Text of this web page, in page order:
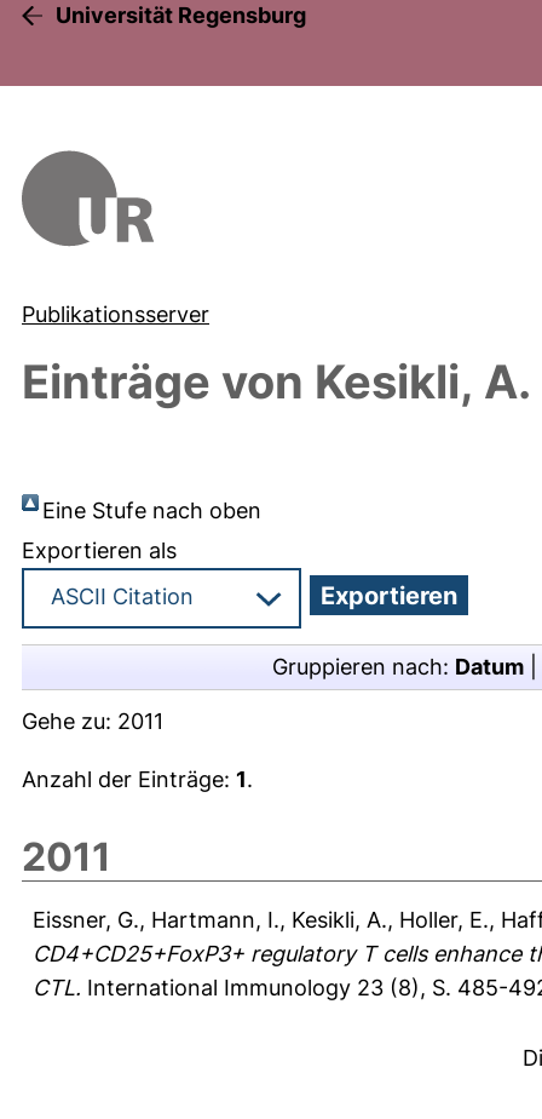
Universität Regensburg
Publikationsserver
Einträge von Kesikli, A.
Eine Stufe nach oben
Exportieren als
Gruppieren nach: Datum
Gehe zu: 2011
Anzahl der Einträge: 1.
2011
Eissner, G., Hartmann, I., Kesikli, A., Holler, E.,
CD4+CD25+FoxP3+ regulatory T cells
CTL. International Immunology 23 (8), S. 485-